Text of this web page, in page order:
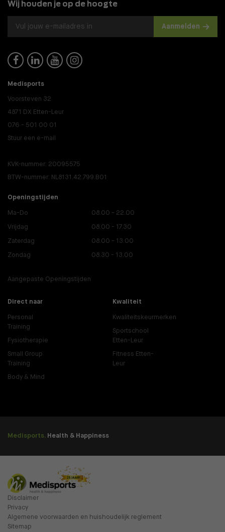
Wij houden je op de hoogte
Aanmelden
   
Medisports
Voorsteven 32
4871 DX Etten-Leur
076 - 501 00 01
Stuur een e-mail
KVK-nummer: 20095575
BTW-nummer: NL8131.42.799.B01
Openingstijden
Ma-Do 08.00 - 22.00
Vrijdag 08.00 - 17.30
Zaterdag 08.00 - 13.00
Zondag 08.30 - 13.00
Aangepaste Openingstijden
Direct naar
Personal
Training
Fysiotherapie
Small Group
Training
Body & Mind
Kwaliteit
Kwaliteitskeurmerken
Sportschool
Etten-Leur
Fitness Etten-
Leur
Medisports. Health & Happiness
Disclaimer
Privacy
Algemene voorwaarden en huishoudelijk reglement
Sitemap